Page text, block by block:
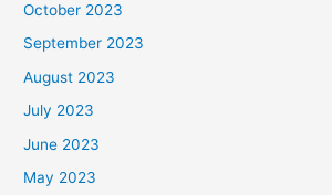
October 2023
September 2023
August 2023
July 2023
June 2023
May 2023